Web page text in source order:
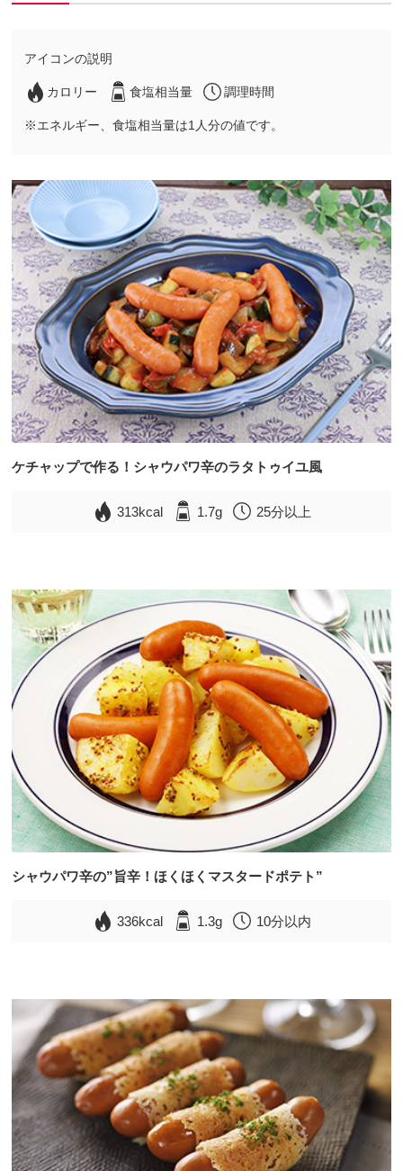
アイコンの説明
カロリー 食塩相当量 調理時間
※エネルギー、食塩相当量は1人分の値です。
ケチャップで作る！シャウパワ辛のラタトゥイユ風
313kcal 1.7g 25分以上
シャウパワ辛の”旨辛！ほくほくマスタードポテト”
336kcal 1.3g 10分以内